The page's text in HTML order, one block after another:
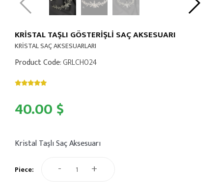
KRİSTAL TAŞLI GÖSTERİŞLİ SAÇ AKSESUARI
KRİSTAL SAÇ AKSESUARLARI
Product Code: GRLCH024
40.00 $
Kristal Taşlı Saç Aksesuarı
Piece: - +